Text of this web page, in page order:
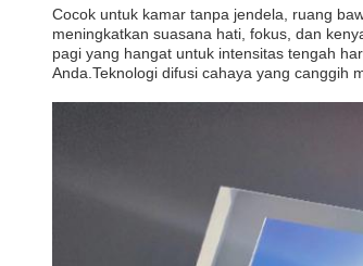
Cocok untuk kamar tanpa jendela, ruang
meningkatkan suasana hati, fokus, dan
pagi yang hangat untuk intensitas tengah
Anda.Teknologi difusi cahaya yang canggih